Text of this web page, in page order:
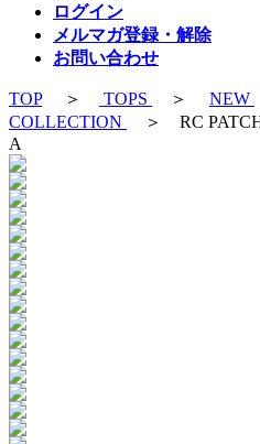
ログイン
メルマガ登録・解除
お問い合わせ
TOP＞ TOPS ＞ NEW
COLLECTION
＞ RC
A